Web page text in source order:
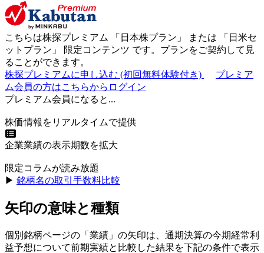
こちらは株探プレミアム 「 日本株プラン 」 または 「 日米セ
ットプラン 」 限定コンテンツ です。プランをご契約して見
ることができます。
株探プレミアムに申し込む (初回無料体験付き)
プレミア
ム会員の方はこちらからログイン
プレミアム会員になると...
株価情報をリアルタイムで提供
企業業績の表示期数を拡大
限定コラムが読み放題
▶︎ 銘柄名の取引手数料比較
矢印の意味と種類
個別銘柄ページの「業績」の矢印は、通期決算の今期経常利
益予想について前期実績と比較した結果を下記の条件で表示